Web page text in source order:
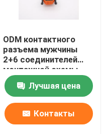
ODM контактного
разъема мужчины
2+6 соединителей
монтажной схемы
мотоцикла 50A 96V
Лучшая цена
Контакты